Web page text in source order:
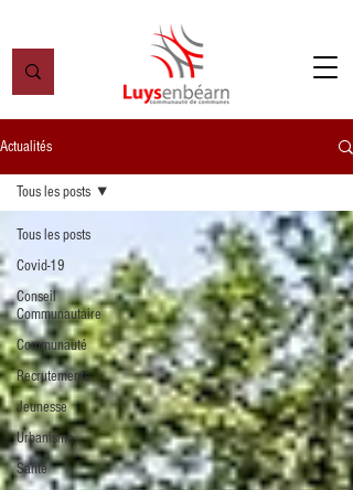
Actualités
Tous les posts
Covid-19
Conseil
Communautaire
Communauté
Recrutements
Jeunesse
Urbanisme
Santé
Tous les posts